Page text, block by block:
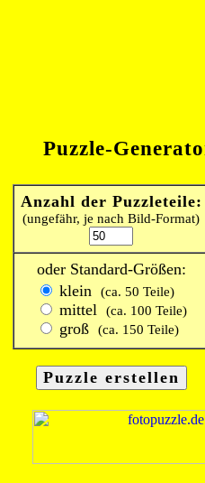
Puzzle-
Anzahl der Puzzleteile:
(ungefähr, je nach Bild-Format)
oder Standard-Größen:
klein
(ca. 50 Teile)
mittel (ca. 100 Teile)
groß (ca. 150 Teile)